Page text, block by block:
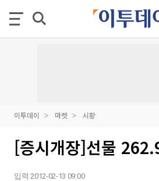
이투데이 마켓 시황
[증시개장]선물
입력 2012-02-13 09:00